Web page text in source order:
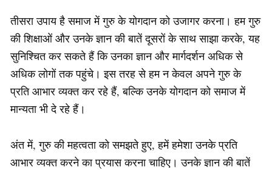
तीसरा उपाय है समाज में गुरु के योगदान को उजागर करना। हम गुरु
की शिक्षाओं और उनके ज्ञान की बातें दूसरों के साथ साझा करके, यह
सुनिश्चित कर सकते हैं कि उनका ज्ञान और मार्गदर्शन अधिक से
अधिक लोगों तक पहुंचे। इस तरह से हम न केवल अपने गुरु के
प्रति आभार व्यक्त कर रहे हैं, बल्कि उनके योगदान को समाज में
मान्यता भी दे रहे हैं।
अंत में, गुरु की महत्वता को समझते हुए, हमें हमेशा उनके प्रति
आभार व्यक्त करने का प्रयास करना चाहिए। उनके ज्ञान की बातें